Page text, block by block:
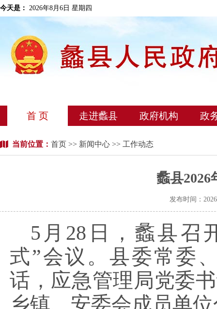
今天是： 2026年8月6日 星期四
首 页 走进蠡县 政府机构 政
当前位置： 首页 >> 新闻中心 >> 工作动态
蠡县2026
发布时间：
5月28日，蠡县召
式”会议。县委常委
话，应急管理局党委
乡镇、安委会成员单